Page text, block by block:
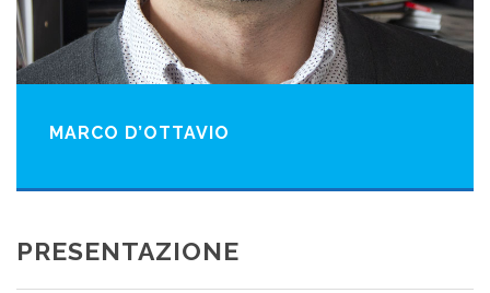
MARCO D’OTTAVIO
PRESENTAZIONE